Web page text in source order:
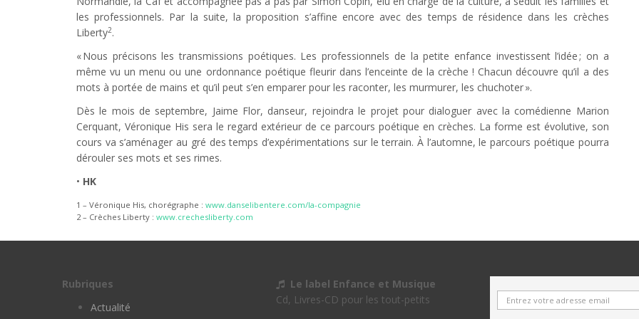
les professionnels. Par la suite, la proposition s’affine encore avec des temps de résidence dans les crèches
Liberty2.
« Nous précisons les transmissions poétiques. Les professionnels de la petite enfance investissent l’idée ; on a
même vu un menu ou une ordonnance poétique fleurir dans l’enceinte de la crèche ! Chacun découvre qu’il a des
mots à portée de mains et qu’il peut s’en emparer pour les raconter, les murmurer, les chuchoter ».
Dès le mois de septembre, Jaime Flor, danseur, rejoindra le projet pour dialoguer avec la comédienne Marion
Cerquant, Véronique His sera le regard extérieur de ce parcours poétique en crèches. La forme est évolutive, son
cours va s’aménager au gré des temps d’expérimentations sur le terrain. À l’automne, le parcours poétique pourra
dérouler ses mots et ses rimes.
• HK
1 – Véronique His, chorégraphe : www.danselibentere.com/la-compagnie
2 – Crèches Liberty : www.crechesliberty.com
Rubriques
Actualité
Le label Enfance et Musique
Cd, Livres-CD pour les tout-petits